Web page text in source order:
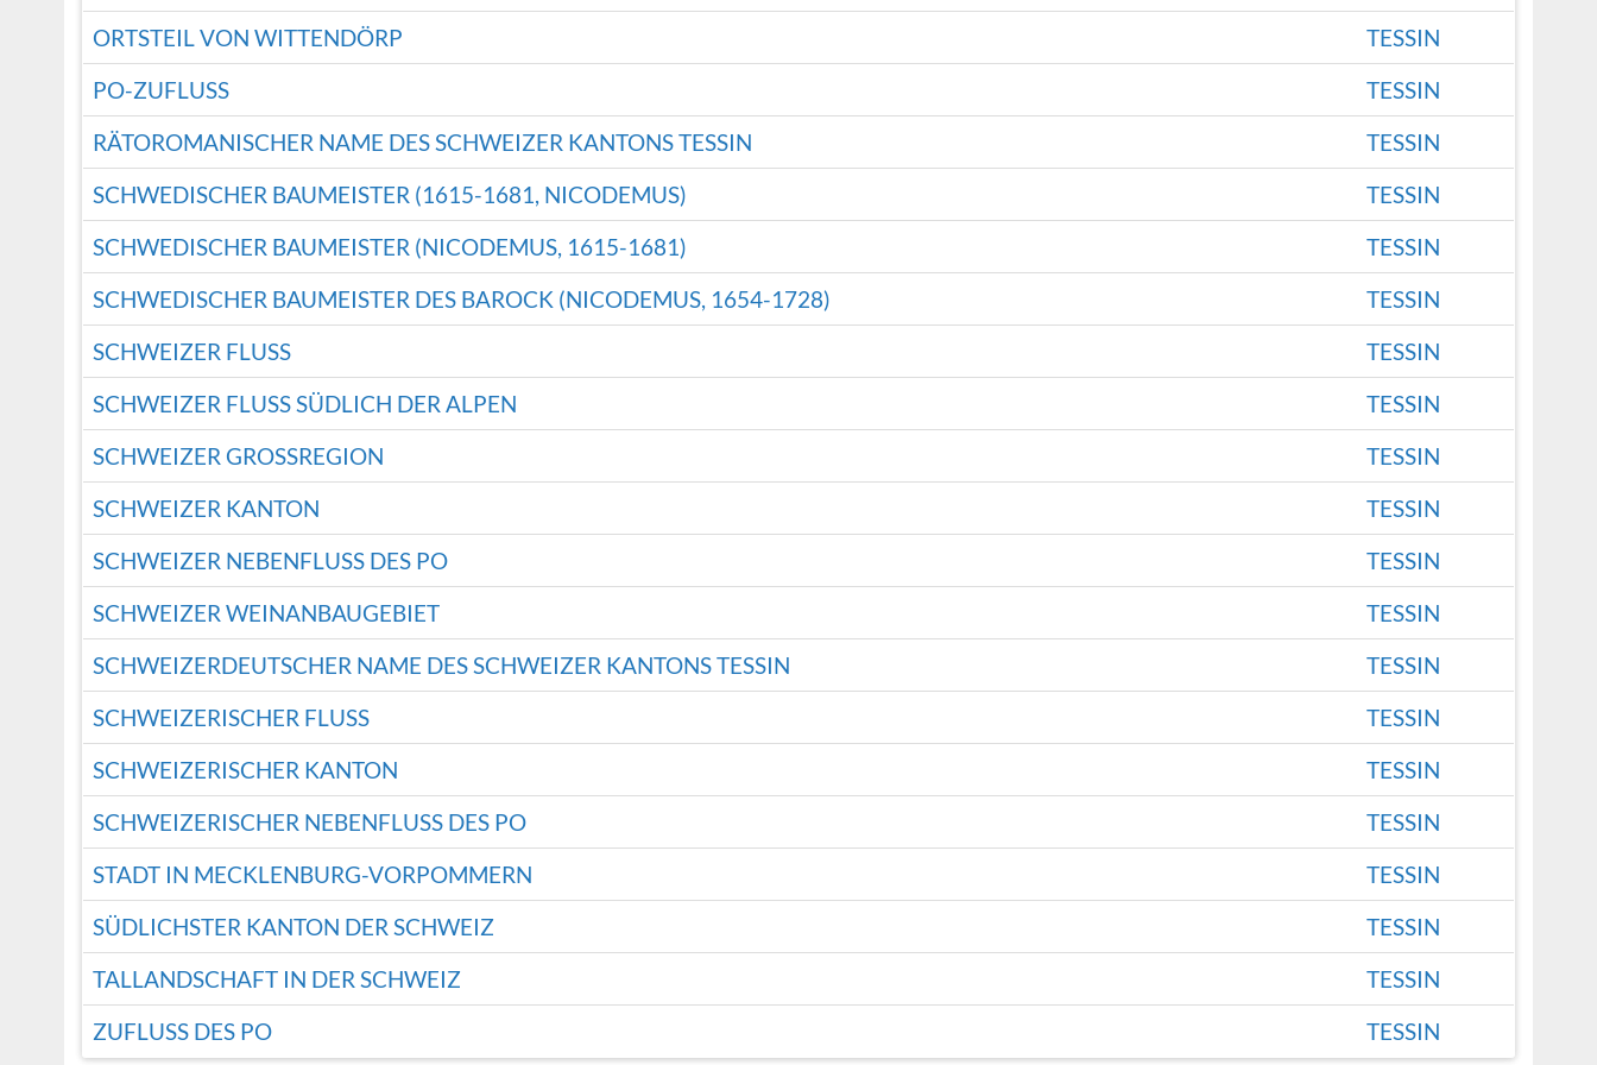
ORTSTEIL VON WITTENDÖRP
TESSIN
PO-ZUFLUSS
TESSIN
RÄTOROMANISCHER NAME DES SCHWEIZER KANTONS TESSIN
TESSIN
SCHWEDISCHER BAUMEISTER (1615-1681, NICODEMUS)
TESSIN
SCHWEDISCHER BAUMEISTER (NICODEMUS, 1615-1681)
TESSIN
SCHWEDISCHER BAUMEISTER DES BAROCK (NICODEMUS, 1654-1728)
TESSIN
SCHWEIZER FLUSS
TESSIN
SCHWEIZER FLUSS SÜDLICH DER ALPEN
TESSIN
SCHWEIZER GROSSREGION
TESSIN
SCHWEIZER KANTON
TESSIN
SCHWEIZER NEBENFLUSS DES PO
TESSIN
SCHWEIZER WEINANBAUGEBIET
TESSIN
SCHWEIZERDEUTSCHER NAME DES SCHWEIZER KANTONS TESSIN
TESSIN
SCHWEIZERISCHER FLUSS
TESSIN
SCHWEIZERISCHER KANTON
TESSIN
SCHWEIZERISCHER NEBENFLUSS DES PO
TESSIN
STADT IN MECKLENBURG-VORPOMMERN
TESSIN
SÜDLICHSTER KANTON DER SCHWEIZ
TESSIN
TALLANDSCHAFT IN DER SCHWEIZ
TESSIN
ZUFLUSS DES PO
TESSIN